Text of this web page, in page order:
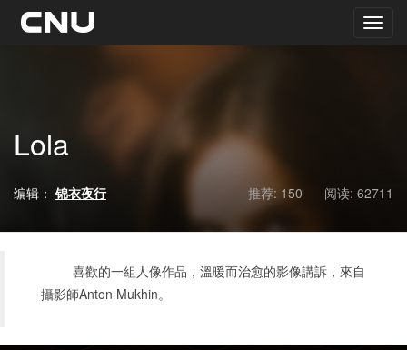
Lola
编辑： 锦衣夜行 推荐: 150 阅读: 62711
喜歡的一組人像作品，溫暖而治愈的影像講訴，來自
攝影師Anton Mukhin。